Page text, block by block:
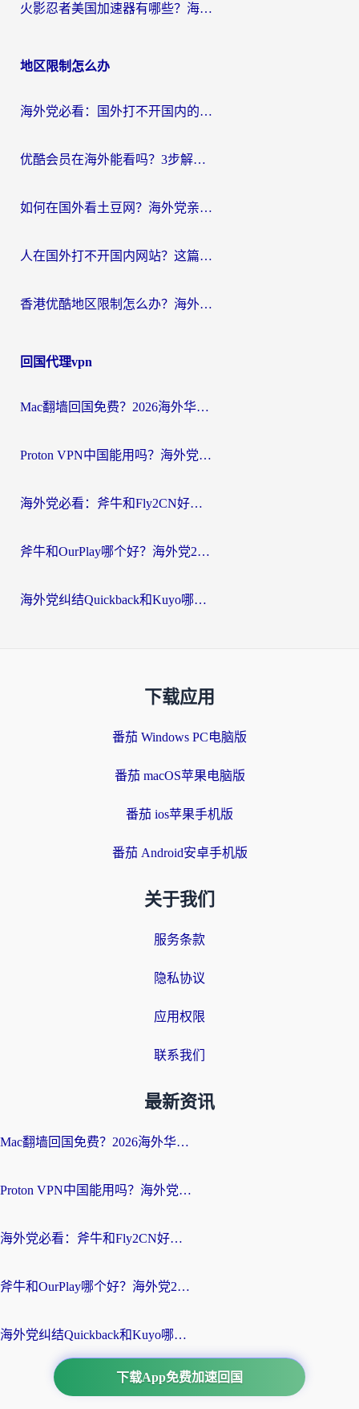
火影忍者美国加速器有哪些？海外党亲测的国服游戏加速全攻略（含菲律宾玩三国之刃守望黎明技巧）
地区限制怎么办
海外党必看：国外打不开国内的app怎么办？3步解决你的乡愁
优酷会员在海外能看吗？3步解决海外追剧难题，附实测好用加速器推荐
如何在国外看土豆网？海外党亲测有效的追剧加速器选择指南
人在国外打不开国内网站？这篇攻略帮你无缝解锁国内资源（附交管12123使用技巧）
香港优酷地区限制怎么办？海外党亲测有效的追剧解决方案
回国代理vpn
Mac翻墙回国免费？2026海外华人亲测：从CCTV5直播到国内APP，这样选加速器才靠谱
Proton VPN中国能用吗？海外党选回国加速器的避坑指南（附番茄加速器实测）
海外党必看：斧牛和Fly2CN好用吗？3招教你选对回国加速器（附免费试用攻略）
斧牛和OurPlay哪个好？海外党2026亲测：选对加速器，国内资源秒加载
海外党纠结Quickback和Kuyo哪个好？选对回国加速器才能无缝刷国内资源
下载应用
番茄 Windows PC电脑版
番茄 macOS苹果电脑版
番茄 ios苹果手机版
番茄 Android安卓手机版
关于我们
服务条款
隐私协议
应用权限
联系我们
最新资讯
Mac翻墙回国免费？2026海外华人亲测：从CCTV5直播到国内APP，这样选加速器才靠谱
Proton VPN中国能用吗？海外党选回国加速器的避坑指南（附番茄加速器实测）
海外党必看：斧牛和Fly2CN好用吗？3招教你选对回国加速器（附免费试用攻略）
斧牛和OurPlay哪个好？海外党2026亲测：选对加速器，国内资源秒加载
海外党纠结Quickback和Kuyo哪个好？选对回国加速器才能无缝刷国内资源
下载App免费加速回国